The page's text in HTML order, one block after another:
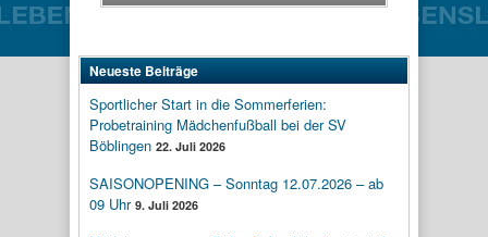
Neueste Beiträge
Sportlicher Start in die Sommerferien:
Probetraining Mädchenfußball bei der SV
Böblingen 22. Juli 2026
SAISONOPENING – Sonntag 12.07.2026 – ab
09 Uhr 9. Juli 2026